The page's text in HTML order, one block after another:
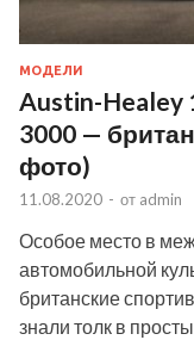
МОДЕЛИ
Austin-Healey
3000 —
фото)
11.08.2020 - от admin
Особое место в
автомобильной
британские
знали толк в